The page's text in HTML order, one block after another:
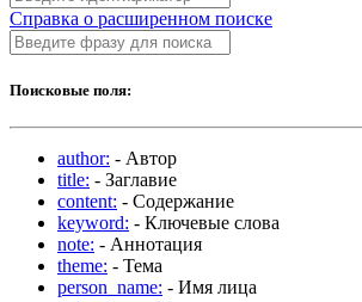
Справка о расширенном поиске
Поисковые поля:
author: - Автор
title: - Заглавие
content: - Содержание
keyword: - Ключевые слова
note: - Аннотация
theme: - Тема
person_name: - Имя лица